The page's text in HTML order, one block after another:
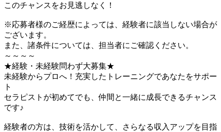
このチャンスをお見逃しなく！
※応募者様のご経歴によっては、経験者に該当しない場合が
ございます。
また、諸条件については、担当者にご確認ください。
～～～～
★経験・未経験問わず大募集★
未経験からプロへ！充実したトレーニングであなたをサポー
ト
セラピストが初めてでも、仲間と一緒に成長できるチャンス
です♪
経験者の方は、技術を活かして、さらなる収入アップを目指